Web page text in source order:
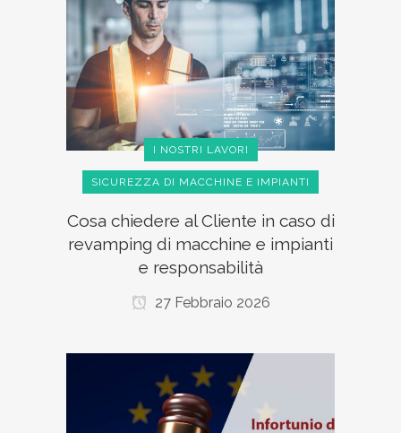
I NOSTRI LAVORI
SICUREZZA DI MACCHINE E IMPIANTI
Cosa chiedere al Cliente in caso di
revamping di macchine e impianti
e responsabilità
27 Febbraio 2026